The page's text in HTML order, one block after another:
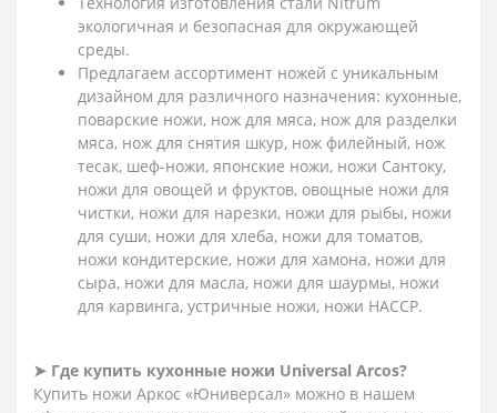
экологичная и безопасная для окружающей
среды.
Предлагаем ассортимент ножей с уникальным
дизайном для различного назначения: кухонные,
поварские ножи, нож для мяса, нож для разделки
мяса, нож для снятия шкур, нож филейный, нож
тесак, шеф-ножи, японские ножи, ножи Сантоку,
ножи для овощей и фруктов, овощные ножи для
чистки, ножи для нарезки, ножи для рыбы, ножи
для суши, ножи для хлеба, ножи для томатов,
ножи кондитерские, ножи для хамона, ножи для
сыра, ножи для масла, ножи для шаурмы, ножи
для карвинга, устричные ножи, ножи HACCP.
➤ Где купить кухонные ножи Universal Arcos?
Купить ножи Аркос «Юниверсал» можно в нашем